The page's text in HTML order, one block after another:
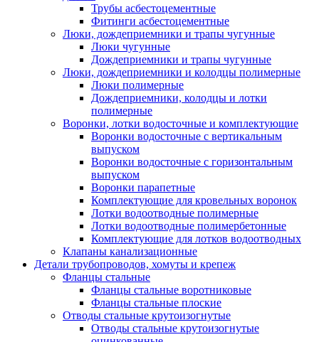
Трубы асбестоцементные
Фитинги асбестоцементные
Люки, дождеприемники и трапы чугунные
Люки чугунные
Дождеприемники и трапы чугунные
Люки, дождеприемники и колодцы полимерные
Люки полимерные
Дождеприемники, колодцы и лотки
полимерные
Воронки, лотки водосточные и комплектующие
Воронки водосточные с вертикальным
выпуском
Воронки водосточные с горизонтальным
выпуском
Воронки парапетные
Комплектующие для кровельных воронок
Лотки водоотводные полимерные
Лотки водоотводные полимербетонные
Комплектующие для лотков водоотводных
Клапаны канализационные
Детали трубопроводов, хомуты и крепеж
Фланцы стальные
Фланцы стальные воротниковые
Фланцы стальные плоские
Отводы стальные крутоизогнутые
Отводы стальные крутоизогнутые